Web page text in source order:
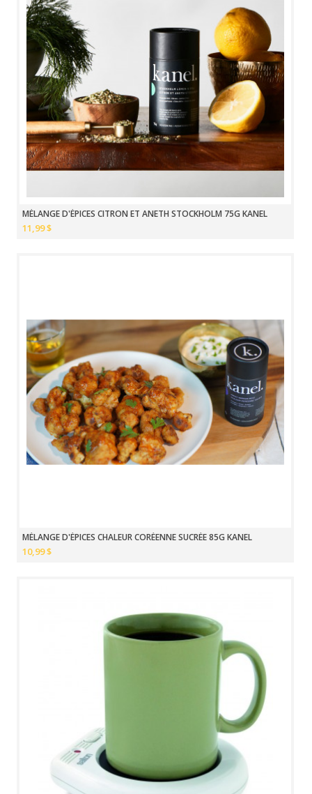
MÉLANGE D'ÉPICES CITRON ET ANETH STOCKHOLM 75G KANEL
11,99 $
MÉLANGE D'ÉPICES CHALEUR CORÉENNE SUCRÉE 85G KANEL
10,99 $